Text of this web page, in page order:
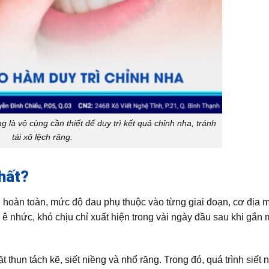
là vô cùng cần thiết để duy trì kết quả chỉnh nha, tránh
tái xô lệch răng.
toàn, mức độ đau phụ thuộc vào từng giai đoạn, cơ địa
nhức, khó chịu chỉ xuất hiện trong vài ngày đầu sau khi gắn
tách kẽ, siết niềng và nhổ răng. Trong đó, quá trình siết